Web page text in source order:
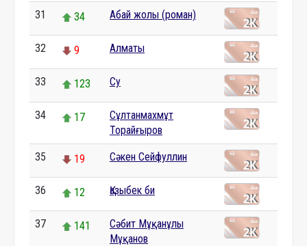
31 34 Абай жолы (роман)
32 9 Алматы
33 123 Су
34 17
Сұлтанмахмұт
Торайғыров
35 19 Сәкен Сейфуллин
36 12 Қазыбек би
37 141
Сәбит Мұқанұлы
Мұқанов